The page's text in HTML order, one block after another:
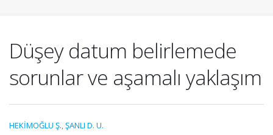
Düşey datum belirlemede
sorunlar ve aşamalı yaklaşım
HEKİMOĞLU Ş.,ŞANLI D. U.